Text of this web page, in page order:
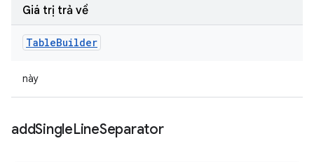
Giá trị trả về
TableBuilder
này
addSingleLineSeparator